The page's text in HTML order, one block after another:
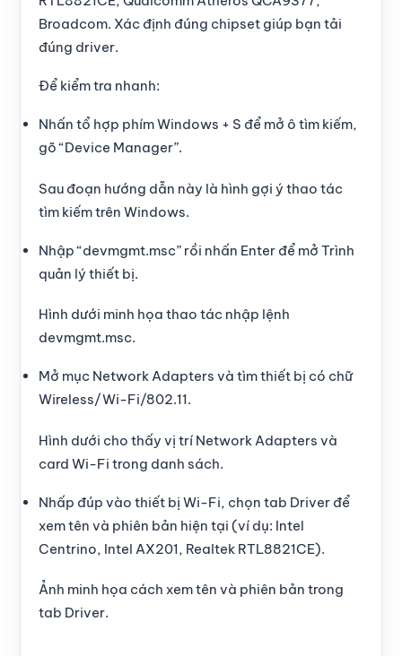
Broadcom. Xác định đúng chipset giúp bạn tải
đúng driver.
Để kiểm tra nhanh:
Nhấn tổ hợp phím Windows + S để mở ô tìm kiếm,
gõ “Device Manager”.
Sau đoạn hướng dẫn này là hình gợi ý thao tác
tìm kiếm trên Windows.
Nhập “devmgmt.msc” rồi nhấn Enter để mở Trình
quản lý thiết bị.
Hình dưới minh họa thao tác nhập lệnh
devmgmt.msc.
Mở mục Network Adapters và tìm thiết bị có chữ
Wireless/Wi-Fi/802.11.
Hình dưới cho thấy vị trí Network Adapters và
card Wi-Fi trong danh sách.
Nhấp đúp vào thiết bị Wi-Fi, chọn tab Driver để
xem tên và phiên bản hiện tại (ví dụ: Intel
Centrino, Intel AX201, Realtek RTL8821CE).
Ảnh minh họa cách xem tên và phiên bản trong
tab Driver.